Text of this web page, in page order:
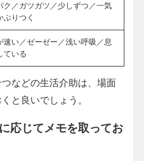
ク／ガツガツ／少しずつ／一気
ぶりつく
速い／ゼーゼー／浅い呼吸／息
ている
などの生活介助は、場面
と良いでしょう。
応じてメモを取ってお